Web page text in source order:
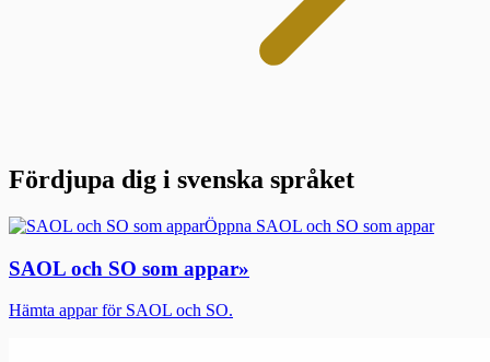
Fördjupa dig i svenska språket
Öppna SAOL och SO som appar
SAOL och SO som appar»
Hämta appar för SAOL och SO.